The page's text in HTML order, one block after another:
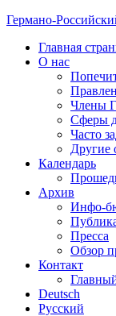
Германо-
Главная
О нас
Члены
Сферы
Часто
Другие
Календарь
Архив
Инфо-
Пресса
Обзор
Контакт
Deutsch
Русский